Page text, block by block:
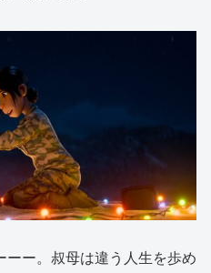
ーー。叔母は違う人生を歩め